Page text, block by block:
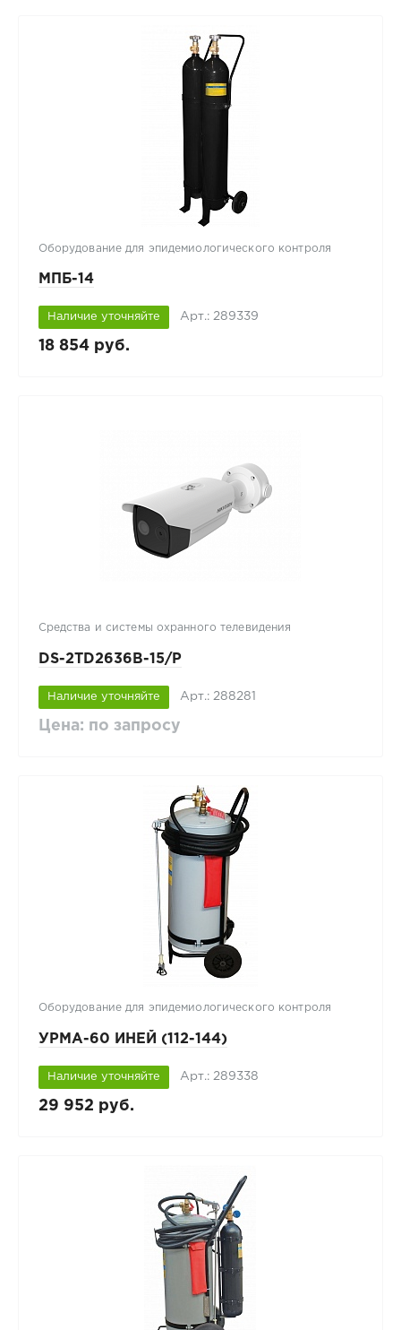
Оборудование для эпидемиологического контроля
МПБ-14
Наличие уточняйте Арт.: 289339
18 854 руб.
Средства и системы охранного телевидения
DS-2TD2636B-15/P
Наличие уточняйте Арт.: 288281
Цена: по запросу
Оборудование для эпидемиологического контроля
УРМА-60 ИНЕЙ (112-144)
Наличие уточняйте Арт.: 289338
29 952 руб.